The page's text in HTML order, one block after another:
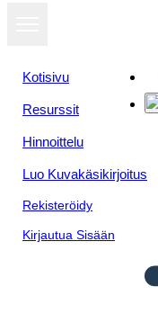
Kotisivu
Resurssit
Hinnoittelu
Luo Kuvakäsikirjoitus
Rekisteröidy
Kirjautua Sisään